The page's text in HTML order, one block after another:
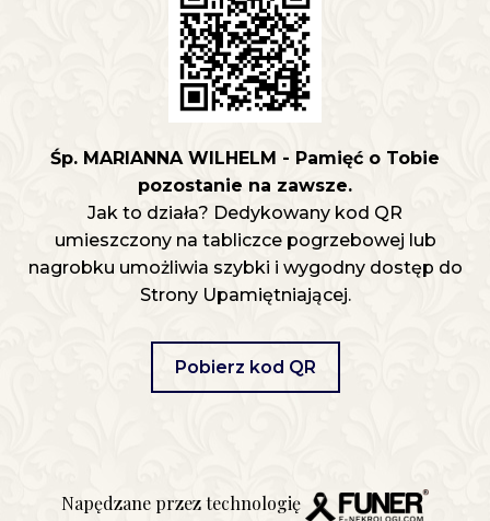
Śp. MARIANNA WILHELM - Pamięć o Tobie
pozostanie na zawsze.
Jak to działa? Dedykowany kod QR
umieszczony na tabliczce pogrzebowej lub
nagrobku umożliwia szybki i wygodny dostęp do
Strony Upamiętniającej.
Pobierz kod QR
Napędzane przez technologię